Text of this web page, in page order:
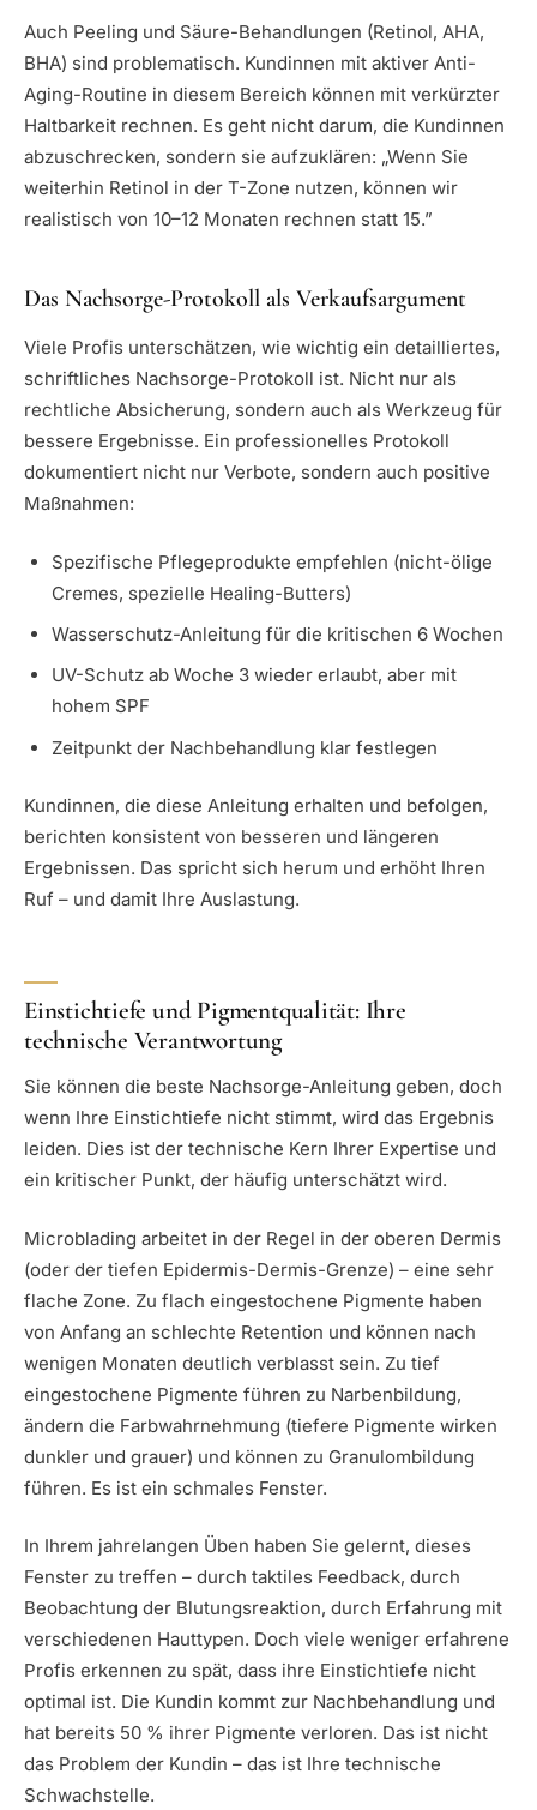
Auch Peeling und Säure-Behandlungen (Retinol, AHA,
BHA) sind problematisch. Kundinnen mit aktiver Anti-
Aging-Routine in diesem Bereich können mit verkürzter
Haltbarkeit rechnen. Es geht nicht darum, die Kundinnen
abzuschrecken, sondern sie aufzuklären: „Wenn Sie
weiterhin Retinol in der T-Zone nutzen, können wir
realistisch von 10–12 Monaten rechnen statt 15.”
Das Nachsorge-Protokoll als Verkaufsargument
Viele Profis unterschätzen, wie wichtig ein detailliertes,
schriftliches Nachsorge-Protokoll ist. Nicht nur als
rechtliche Absicherung, sondern auch als Werkzeug für
bessere Ergebnisse. Ein professionelles Protokoll
dokumentiert nicht nur Verbote, sondern auch positive
Maßnahmen:
Spezifische Pflegeprodukte empfehlen (nicht-ölige
Cremes, spezielle Healing-Butters)
Wasserschutz-Anleitung für die kritischen 6 Wochen
UV-Schutz ab Woche 3 wieder erlaubt, aber mit
hohem SPF
Zeitpunkt der Nachbehandlung klar festlegen
Kundinnen, die diese Anleitung erhalten und befolgen,
berichten konsistent von besseren und längeren
Ergebnissen. Das spricht sich herum und erhöht Ihren
Ruf – und damit Ihre Auslastung.
Einstichtiefe und Pigmentqualität: Ihre
technische Verantwortung
Sie können die beste Nachsorge-Anleitung geben, doch
wenn Ihre Einstichtiefe nicht stimmt, wird das Ergebnis
leiden. Dies ist der technische Kern Ihrer Expertise und
ein kritischer Punkt, der häufig unterschätzt wird.
Microblading arbeitet in der Regel in der oberen Dermis
(oder der tiefen Epidermis-Dermis-Grenze) – eine sehr
flache Zone. Zu flach eingestochene Pigmente haben
von Anfang an schlechte Retention und können nach
wenigen Monaten deutlich verblasst sein. Zu tief
eingestochene Pigmente führen zu Narbenbildung,
ändern die Farbwahrnehmung (tiefere Pigmente wirken
dunkler und grauer) und können zu Granulombildung
führen. Es ist ein schmales Fenster.
In Ihrem jahrelangen Üben haben Sie gelernt, dieses
Fenster zu treffen – durch taktiles Feedback, durch
Beobachtung der Blutungsreaktion, durch Erfahrung mit
verschiedenen Hauttypen. Doch viele weniger erfahrene
Profis erkennen zu spät, dass ihre Einstichtiefe nicht
optimal ist. Die Kundin kommt zur Nachbehandlung und
hat bereits 50 % ihrer Pigmente verloren. Das ist nicht
das Problem der Kundin – das ist Ihre technische
Schwachstelle.